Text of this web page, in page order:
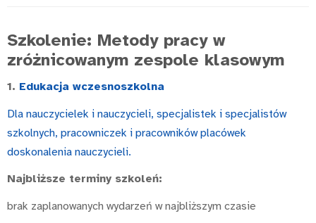
Szkolenie: Metody pracy w
zróżnicowanym zespole klasowym
1. Edukacja wczesnoszkolna
Dla nauczycielek i nauczycieli, specjalistek i specjalistów
szkolnych, pracowniczek i pracowników placówek
doskonalenia nauczycieli.
Najbliższe terminy szkoleń:
brak zaplanowanych wydarzeń w najbliższym czasie